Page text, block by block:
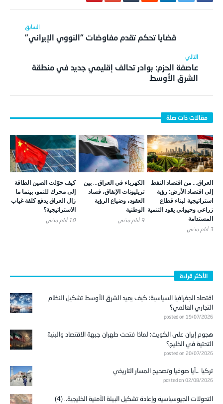
قضايا تحكم تقدم مفاوضات “النووي الإيراني”
عاصفة الحزم: بوادر تحالف إقليمي جديد في منطقة
الشرق الأوسط
العراق… من اقتصاد النفط
إلى اقتصاد الأرض: رؤية
استراتيجية لبناء قطاع
زراعي وحيواني يقود التنمية
المستدامة
3 أيام ‎مضي
الكهرباء في العراق… بين
تريليونات الإنفاق، فساد
العقود، وضياع الرؤية
الوطنية
9 أيام ‎مضي
كيف حوّلت الصين الطاقة
إلى محرك للنمو، بينما ما
زال العراق يدفع كلفة غياب
الاستراتيجية؟
10 أيام ‎مضي
الأكثر قراءة
اقتصاد الجغرافيا السياسية: كيف يعيد الشرق الأوسط تشكيل النظام
التجاري العالمي؟
posted on 19/07/2026
هجوم إيران على الكويت: لماذا فتحت طهران جبهة الاقتصاد والبنية
التحتية في الخليج؟
posted on 20/07/2026
تركيا …آيا صوفيا وتصحيح المسار التاريخي
posted on 02/08/2026
التحولات الجيوسياسية وإعادة تشكيل البيئة الأمنية الخليجية.. (4)